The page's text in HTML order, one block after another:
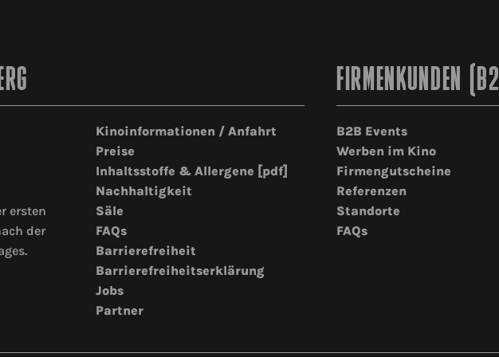
ersten
der
Kinoinformationen / Anfahrt
Preise
Inhaltsstoffe & Allergene [pdf]
Nachhaltigkeit
Säle
FAQs
Barrierefreiheit
Barrierefreiheitserklärung
Jobs
Partner
FIRMENKUNDEN
B2B Events
Werben im Kino
Firmengutscheine
Referenzen
Standorte
FAQs